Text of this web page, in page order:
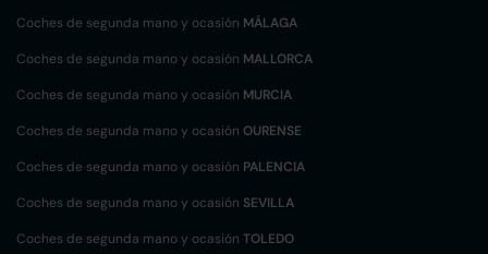
Coches de segunda mano y ocasión MÁLAGA
Coches de segunda mano y ocasión MALLORCA
Coches de segunda mano y ocasión MURCIA
Coches de segunda mano y ocasión OURENSE
Coches de segunda mano y ocasión PALENCIA
Coches de segunda mano y ocasión SEVILLA
Coches de segunda mano y ocasión TOLEDO